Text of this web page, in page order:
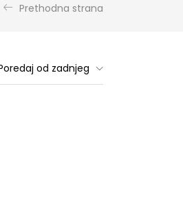
Prethodna strana
od zadnjeg